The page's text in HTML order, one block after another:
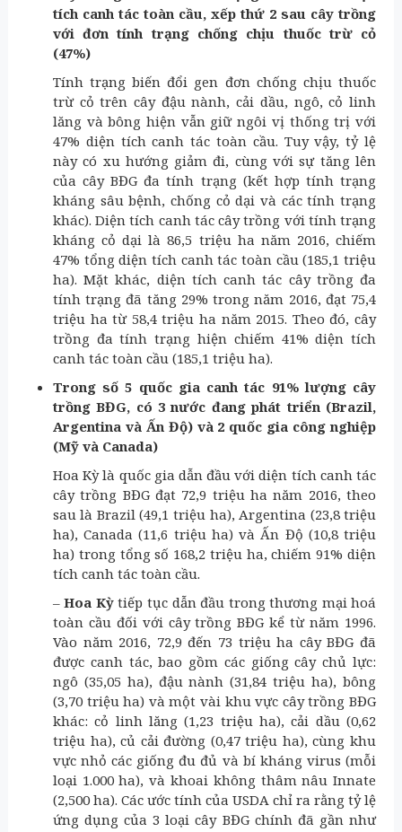
tích canh tác toàn cầu, xếp thứ 2 sau cây trồng
với đơn tính trạng chống chịu thuốc trừ cỏ
(47%)
Tính trạng biến đổi gen đơn chống chịu thuốc
trừ cỏ trên cây đậu nành, cải dầu, ngô, cỏ linh
lăng và bông hiện vẫn giữ ngôi vị thống trị với
47% diện tích canh tác toàn cầu. Tuy vậy, tỷ lệ
này có xu hướng giảm đi, cùng với sự tăng lên
của cây BĐG đa tính trạng (kết hợp tính trạng
kháng sâu bệnh, chống cỏ dại và các tính trạng
khác). Diện tích canh tác cây trồng với tính trạng
kháng cỏ dại là 86,5 triệu ha năm 2016, chiếm
47% tổng diện tích canh tác toàn cầu (185,1 triệu
ha). Mặt khác, diện tích canh tác cây trồng đa
tính trạng đã tăng 29% trong năm 2016, đạt 75,4
triệu ha từ 58,4 triệu ha năm 2015. Theo đó, cây
trồng đa tính trạng hiện chiếm 41% diện tích
canh tác toàn cầu (185,1 triệu ha).
Trong số 5 quốc gia canh tác 91% lượng cây
trồng BĐG, có 3 nước đang phát triển (Brazil,
Argentina và Ấn Độ) và 2 quốc gia công nghiệp
(Mỹ và Canada)
Hoa Kỳ là quốc gia dẫn đầu với diện tích canh tác
cây trồng BĐG đạt 72,9 triệu ha năm 2016, theo
sau là Brazil (49,1 triệu ha), Argentina (23,8 triệu
ha), Canada (11,6 triệu ha) và Ấn Độ (10,8 triệu
ha) trong tổng số 168,2 triệu ha, chiếm 91% diện
tích canh tác toàn cầu.
–Hoa Kỳtiếp tục dẫn đầu trong thương mại hoá
toàn cầu đối với cây trồng BĐG kể từ năm 1996.
Vào năm 2016, 72,9 đến 73 triệu ha cây BĐG đã
được canh tác, bao gồm các giống cây chủ lực:
ngô (35,05 ha), đậu nành (31,84 triệu ha), bông
(3,70 triệu ha) và một vài khu vực cây trồng BĐG
khác: cỏ linh lăng (1,23 triệu ha), cải dầu (0,62
triệu ha), củ cải đường (0,47 triệu ha), cùng khu
vực nhỏ các giống đu đủ và bí kháng virus (mỗi
loại 1.000 ha), và khoai không thâm nâu Innate
(2,500 ha). Các ước tính của USDA chỉ ra rằng tỷ lệ
ứng dụng của 3 loại cây BĐG chính đã gần như